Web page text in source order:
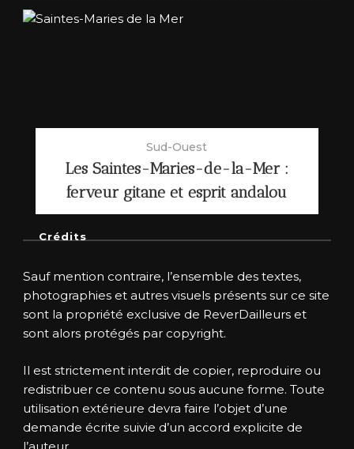
Sud-Ouest
Les Saintes-Maries-de-la-Mer :
ferveur gitane et esprit andalou
Crédits
Sauf mention contraire, l’ensemble des textes,
photographies et autres visuels présents sur ce site
sont la propriété exclusive de ReverDailleurs et
sont alors protégés par copyright.
Il est strictement interdit de copier, reproduire ou
redistribuer ce contenu sous aucune forme. Toute
utilisation extérieure devra faire l’objet d’une
demande écrite suivie d’un accord explicite de
l’auteur.